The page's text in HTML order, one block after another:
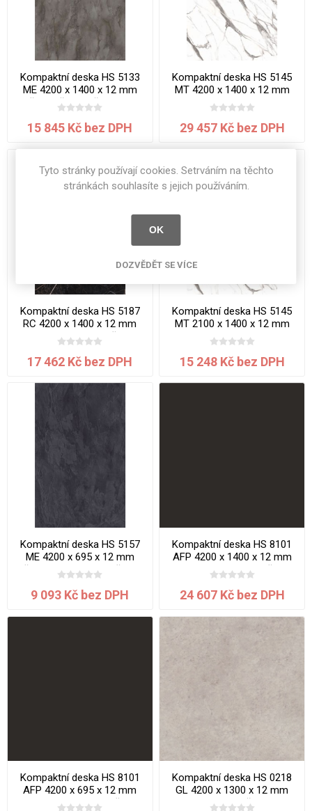
Kompaktní deska HS 5133
ME 4200 x 1400 x 12 mm
Břidlice šedohnědá jádro
15 845 Kč bez DPH
Kompaktní deska HS 5145
MT 4200 x 1400 x 12 mm
Mramor jádro bílé
29 457 Kč bez DPH
Kompaktní deska HS 5187
RC 4200 x 1400 x 12 mm
Mramor Efes jádro černé
17 462 Kč bez DPH
Kompaktní deska HS 5145
MT 2100 x 1400 x 12 mm
Mramor jádro bílé
15 248 Kč bez DPH
Kompaktní deska HS 5157
ME 4200 x 695 x 12 mm
Břidlice Mosela jádro černé
9 093 Kč bez DPH
Kompaktní deska HS 8101
AFP 4200 x 1400 x 12 mm
Black Diamond jádro černé
24 607 Kč bez DPH
Kompaktní deska HS 8101
AFP 4200 x 695 x 12 mm
Black Diamond jádro černé
Kompaktní deska HS 0218
GL 4200 x 1300 x 12 mm
Gobi jádro šedé
Tyto stránky používají cookies. Setrváním na těchto
stránkách souhlasíte s jejich používáním.
OK
DOZVĚDĚT SE VÍCE